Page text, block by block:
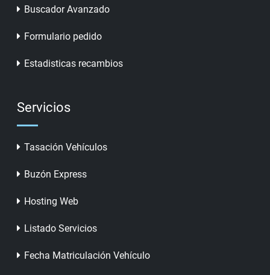
Buscador Avanzado
Formulario pedido
Estadisticas recambios
Servicios
Tasación Vehículos
Buzón Express
Hosting Web
Listado Servicios
Fecha Matriculación Vehículo